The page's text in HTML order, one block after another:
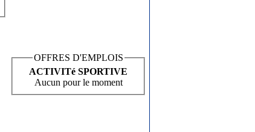
OFFRES D'EMPLOIS
ACTIVITé SPORTIVE
Aucun pour le moment